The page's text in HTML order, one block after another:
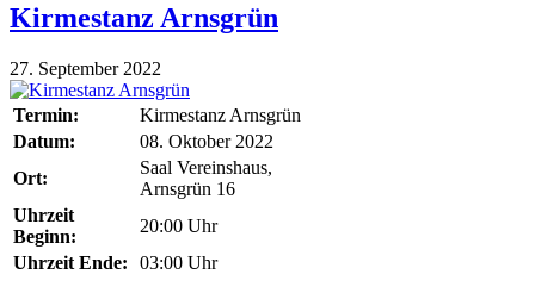
Kirmestanz Arnsgrün
27. September 2022
Termin:
Kirmestanz Arnsgrün
Datum:
08. Oktober 2022
Ort:
Saal Vereinshaus,
Arnsgrün 16
Uhrzeit
Beginn:
20:00 Uhr
Uhrzeit Ende:
03:00 Uhr